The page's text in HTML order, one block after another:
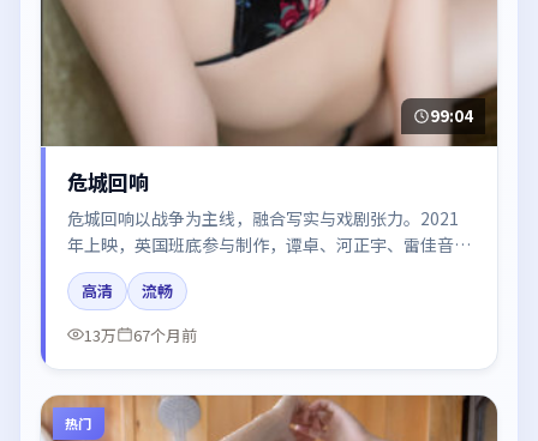
99:04
危城回响
危城回响以战争为主线，融合写实与戏剧张力。2021
年上映，英国班底参与制作，谭卓、河正宇、雷佳音在
片中呈现细腻表演，影像风格统一，配乐与剪辑强化了
情绪曲线。
高清
流畅
13万
67个月前
热门